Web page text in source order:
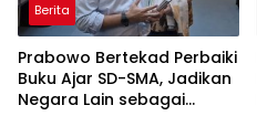
Berita
Prabowo Bertekad Perbaiki
Buku Ajar SD-SMA, Jadikan
Negara Lain sebagai